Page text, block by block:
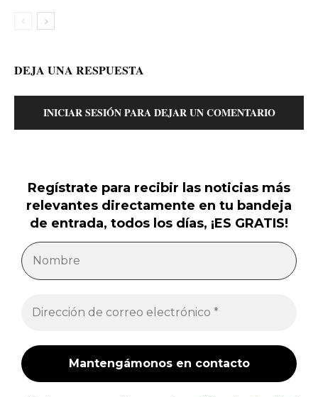
DEJA UNA RESPUESTA
INICIAR SESIÓN PARA DEJAR UN COMENTARIO
Regístrate para recibir las noticias más
relevantes directamente en tu bandeja
de entrada, todos los días, ¡ES GRATIS!